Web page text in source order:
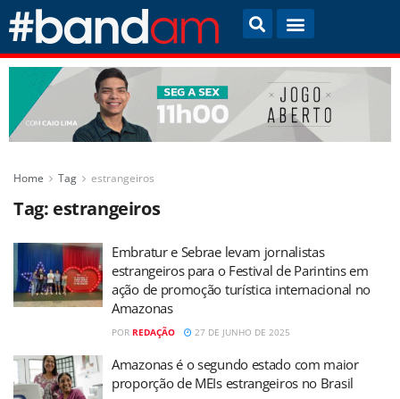
Home Tag estrangeiros
Tag: estrangeiros
Embratur e Sebrae levam jornalistas
estrangeiros para o Festival de Parintins em
ação de promoção turística internacional no
Amazonas
POR REDAÇÃO 27 DE JUNHO DE 2025
Amazonas é o segundo estado com maior
proporção de MEIs estrangeiros no Brasil